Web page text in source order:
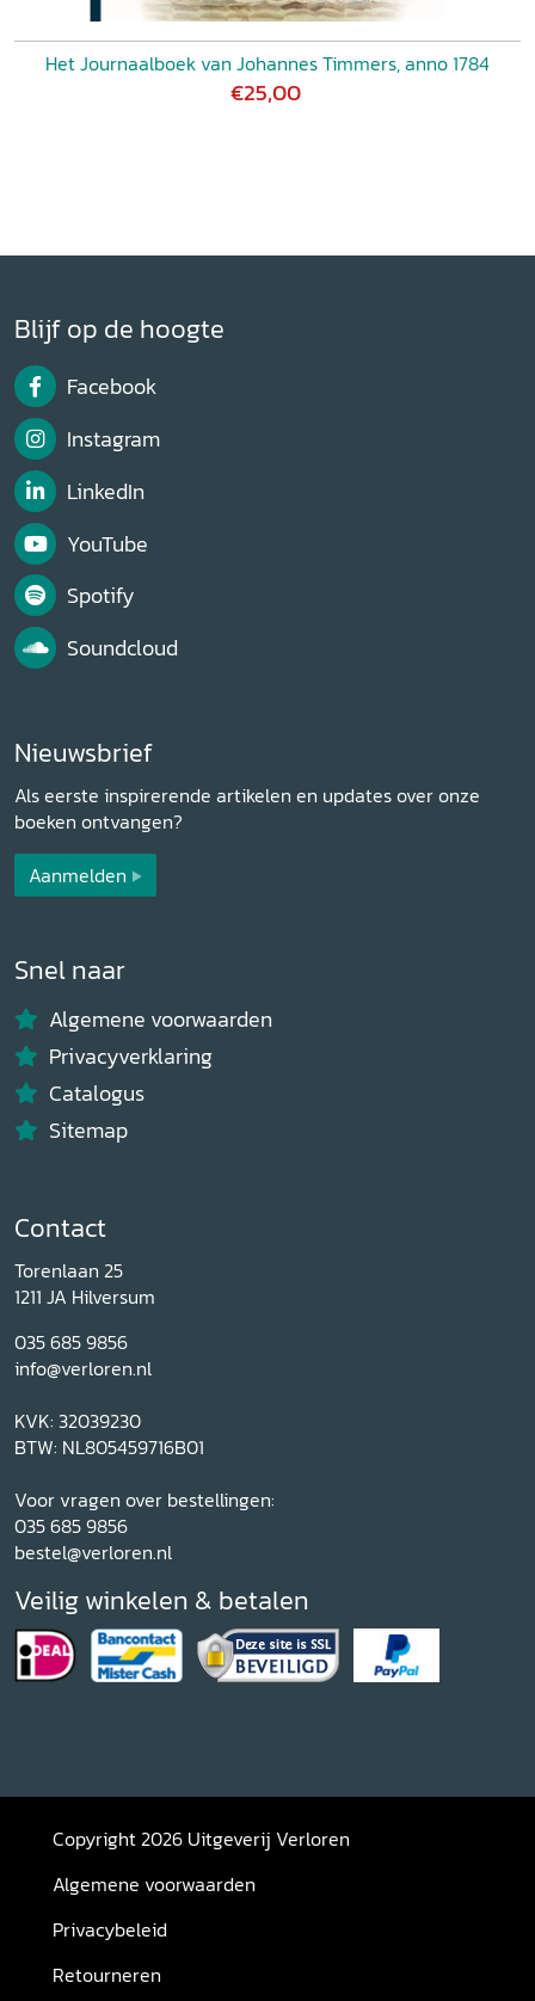
Het Journaalboek van Johannes Timmers, anno 1784
€25,00
Blijf op de hoogte
Facebook
Instagram
LinkedIn
YouTube
Spotify
Soundcloud
Nieuwsbrief
Als eerste inspirerende artikelen en updates over onze
boeken ontvangen?
Aanmelden
Snel naar
Algemene voorwaarden
Privacyverklaring
Catalogus
Sitemap
Contact
Torenlaan 25
1211 JA Hilversum
035 685 9856
info@verloren.nl
KVK: 32039230
BTW: NL805459716B01
Voor vragen over bestellingen:
035 685 9856
bestel@verloren.nl
Veilig winkelen & betalen
Copyright 2026 Uitgeverij Verloren
Algemene voorwaarden
Privacybeleid
Retourneren